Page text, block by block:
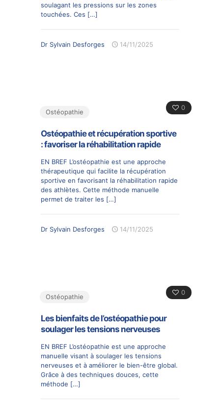
soulagant les pressions sur les zones
touchées. Ces […]
Dr Sylvain Desforges 14/11/2025
0
Ostéopathie
Ostéopathie et récupération sportive
: favoriser la réhabilitation rapide
EN BREF L’ostéopathie est une approche
thérapeutique qui facilite la récupération
sportive en favorisant la réhabilitation rapide
des athlètes. Cette méthode manuelle
permet de traiter les […]
Dr Sylvain Desforges 14/11/2025
0
Ostéopathie
Les bienfaits de l’ostéopathie pour
soulager les tensions nerveuses
EN BREF L’ostéopathie est une approche
manuelle visant à soulager les tensions
nerveuses et à améliorer le bien-être global.
Grâce à des techniques douces, cette
méthode […]